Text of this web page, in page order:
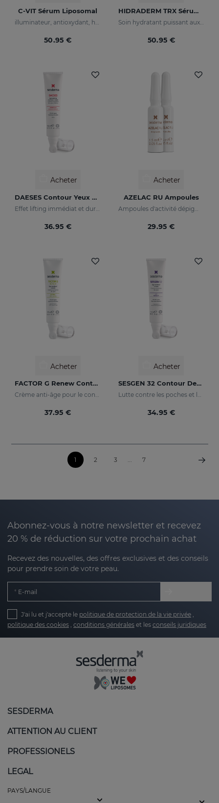
C-VIT Sérum Liposomal
illuminateur, antioxydant, hydratant et anti-rides
50.95 €
HIDRADERM TRX Sérum Liposomal
Soin hydratant puissant aux propriétés éclaircissantes
50.95 €
Acheter
DAESES Contour Yeux Et Lèvres
36.95 €
Acheter
AZELAC RU Ampoules
29.95 €
Acheter
FACTOR G Renew Contour Des Yeux
Crème anti-âge pour le contour des yeux
37.95 €
Acheter
SESGEN 32 Contour Des Yeux
Lutte contre les poches et les paupières tombantes
34.95 €
1 2 3 ... 7
Abonnez-vous à notre newsletter et recevez
20 % de réduction sur votre prochain achat
Recevez des nouvelles, des offres exclusives et des conseils
pour prendre soin de votre peau.
E-mail
J'ai lu et j'accepte le politique de protection de la vie privée ,
politique des cookies , conditions générales et les conseils juridiques
SESDERMA
ATTENTION AU CLIENT
PROFESSIONELS
LEGAL
PAYS/LANGUE